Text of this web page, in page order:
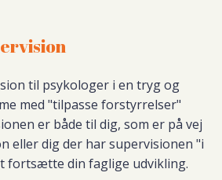
til psykologer i en tryg og
med "tilpasse forstyrrelser"
er både til dig, som er på vej
eller dig der har supervisionen "i
fortsætte din faglige udvikling.